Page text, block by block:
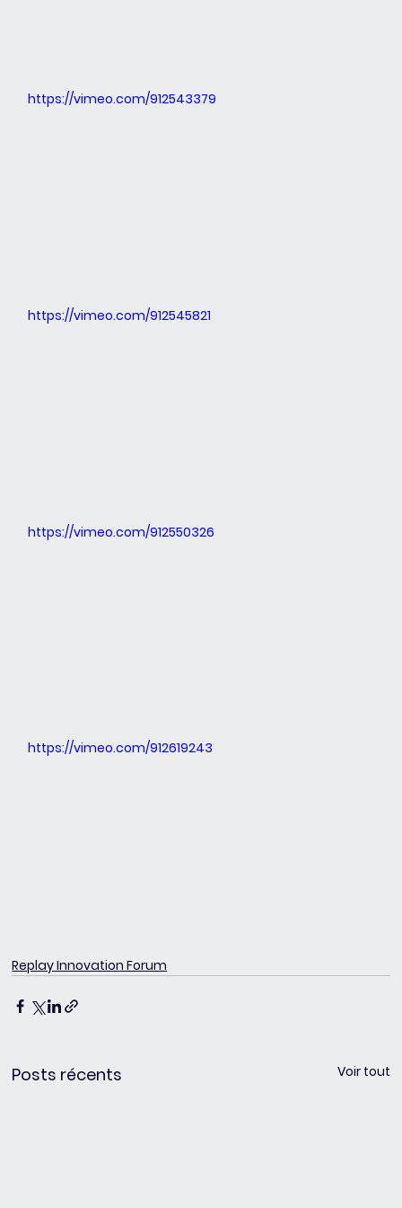
https://vimeo.com/912543379
https://vimeo.com/912545821
https://vimeo.com/912550326
https://vimeo.com/912619243
Replay Innovation Forum
Posts récents Voir tout